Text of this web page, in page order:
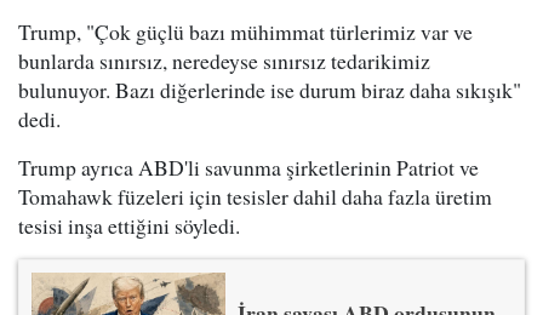
Trump, "Çok güçlü bazı mühimmat türlerimiz var ve
bunlarda sınırsız, neredeyse sınırsız tedarikimiz
bulunuyor. Bazı diğerlerinde ise durum biraz daha sıkışık"
dedi.
Trump ayrıca ABD'li savunma şirketlerinin Patriot ve
Tomahawk füzeleri için tesisler dahil daha fazla üretim
tesisi inşa ettiğini söyledi.